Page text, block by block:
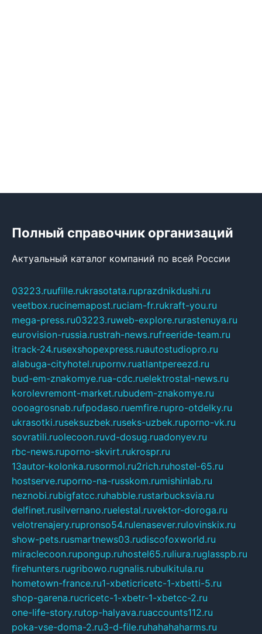
Полный справочник организаций
Актуальный каталог компаний по всей России
03223.ruufille.rukrasotata.ruprazdnikdushi.ru
veetbox.rucinemapost.ruciam-fr.rukraft-you.ru
mega-press.ru03223.ruweb-explore.rurastenuya.ru
eurovision-russia.rustrah-news.rufreeride-team.ru
itrack-24.rusexshopexpress.ruautostudiopro.ru
alabuga-cityhotel.rupornv.ruatlantpereezd.ru
bud-em-znakomye.rua-cdc.ruelektrostal-news.ru
korolevremont-market.rubudem-znakomye.ru
oooagrosnab.rufpodaso.ruemfire.rupro-otdelky.ru
ukrasotki.ruseksuzbek.ruseks-uzbek.ruporno-vk.ru
sovratili.ruolecoon.ruvd-dosug.ruadonyev.ru
rbc-news.ruporno-skvirt.rukrospr.ru
13autor-kolonka.rusormol.ru2rich.ruhostel-65.ru
hostserve.ruporno-na-russkom.rumishinlab.ru
neznobi.rubigfatcc.ruhabble.rustarbucksvia.ru
delfinet.rusilvernano.ruelestal.ruvektor-doroga.ru
velotrenajery.rupronso54.rulenasever.rulovinskix.ru
show-pets.rusmartnews03.rudiscofoxworld.ru
miraclecoon.rupongup.ruhostel65.ruliura.ruglasspb.ru
firehunters.rugribowo.rugnalis.rubulkitula.ru
hometown-france.ru1-xbeticricetc-1-xbetti-5.ru
shop-garena.rucricetc-1-xbetr-1-xbetcc-2.ru
one-life-story.rutop-halyava.ruaccounts112.ru
poka-vse-doma-2.ru3-d-file.ruhahahaharms.ru